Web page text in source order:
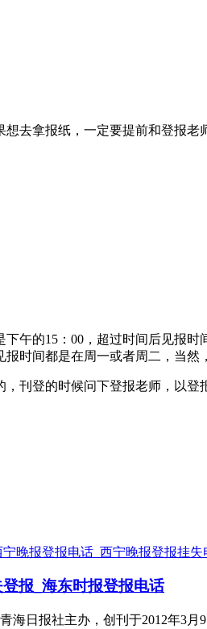
去拿报纸，一定要提前和登报老
午的15：00，超过时间后见报时
时间都是在周一或者周二，当然
刊登的时候问下登报老师，以登
晚报登报电话_西宁晚报登报挂失
报_海东时报登报电话
海日报社主办，创刊于2012年3